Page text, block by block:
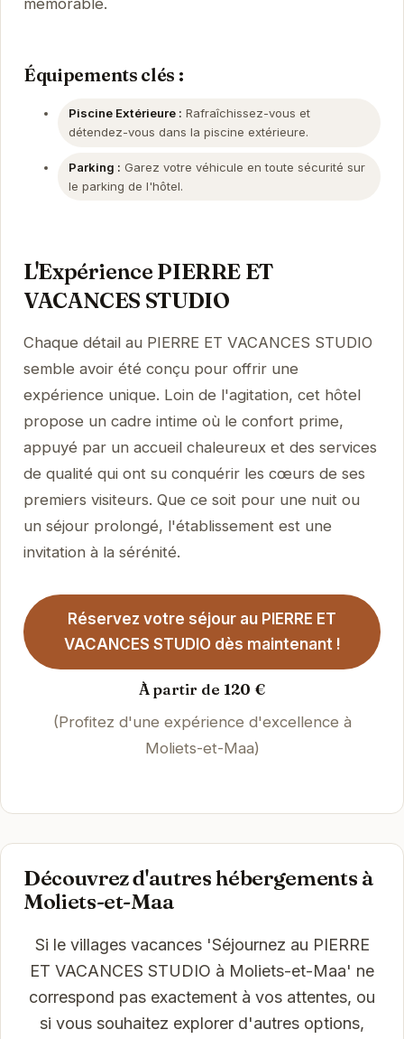
mémorable.
Équipements clés :
Piscine Extérieure : Rafraîchissez-vous et
détendez-vous dans la piscine extérieure.
Parking : Garez votre véhicule en toute sécurité sur
le parking de l'hôtel.
L'Expérience PIERRE ET
VACANCES STUDIO
Chaque détail au PIERRE ET VACANCES STUDIO
semble avoir été conçu pour offrir une
expérience unique. Loin de l'agitation, cet hôtel
propose un cadre intime où le confort prime,
appuyé par un accueil chaleureux et des services
de qualité qui ont su conquérir les cœurs de ses
premiers visiteurs. Que ce soit pour une nuit ou
un séjour prolongé, l'établissement est une
invitation à la sérénité.
Réservez votre séjour au PIERRE ET
VACANCES STUDIO dès maintenant !
À partir de 120 €
(Profitez d'une expérience d'excellence à
Moliets-et-Maa)
Découvrez d'autres hébergements à
Moliets-et-Maa
Si le villages vacances 'Séjournez au PIERRE
ET VACANCES STUDIO à Moliets-et-Maa' ne
correspond pas exactement à vos attentes, ou
si vous souhaitez explorer d'autres options,